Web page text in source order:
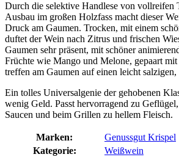
Durch die selektive Handlese von vollreifen
Ausbau im großen Holzfass macht dieser
Druck am Gaumen. Trocken, mit einem
duftet der Wein nach Zitrus und frischen
Gaumen sehr präsent, mit schöner
Früchte wie Mango und Melone, gepaart mit
treffen am Gaumen auf einen leicht
Ein tolles Universalgenie der gehobenen
wenig Geld. Passt hervorragend zu
Saucen und beim Grillen zu hellem Fleisch.
Marken:
Genussgut Krispel
Kategorie:
Weißwein